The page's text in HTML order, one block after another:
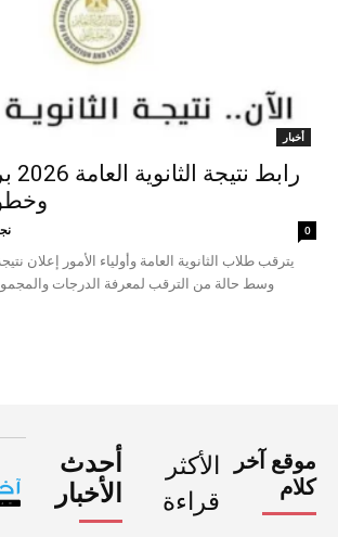
أخبار
0
وسط حالة من الترقب لمعرفة الدرجات والمجموع
موقع آخر
كلام
الأكثر
قراءة
أحدث
الأخبار